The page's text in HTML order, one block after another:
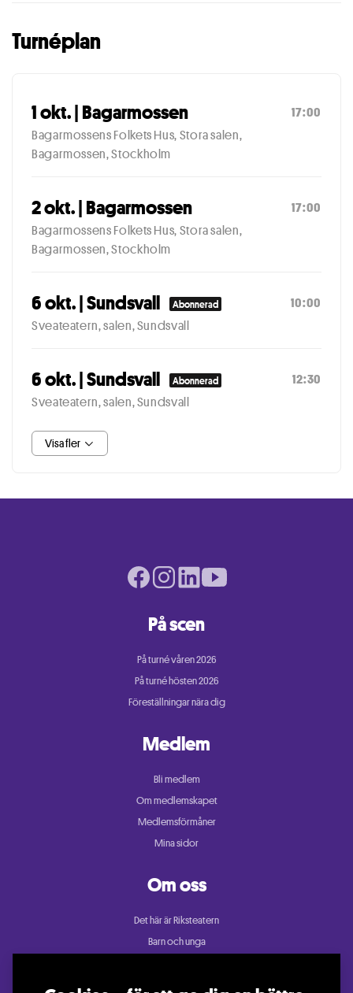
Turnéplan
1 okt. | Bagarmossen
Bagarmossens Folkets Hus, Stora salen,
Bagarmossen, Stockholm
17:00
2 okt. | Bagarmossen
Bagarmossens Folkets Hus, Stora salen,
Bagarmossen, Stockholm
17:00
6 okt. | Sundsvall Abonnerad
Sveateatern, salen, Sundsvall
10:00
6 okt. | Sundsvall Abonnerad
Sveateatern, salen, Sundsvall
12:30
Visa fler
På scen
På turné våren 2026
På turné hösten 2026
Föreställningar nära dig
Medlem
Bli medlem
Om medlemskapet
Medlemsförmåner
Mina sidor
Om oss
Det här är Riksteatern
Barn och unga
Facebook page
Instagram page
LinkedIn pageYoutube page